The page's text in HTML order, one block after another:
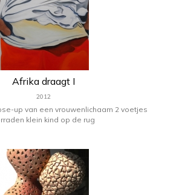
Afrika draagt I
2012
up van een vrouwenlichaam 2 voetjes
klein kind op de rug